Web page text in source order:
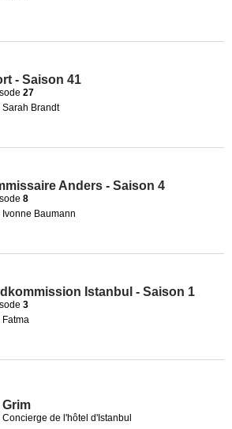
- Saison 41
27
Sarah Brandt
Anders - Saison 4
8
Ivonne Baumann
Istanbul - Saison 1
3
Fatma
Grim
Concierge de l'hôtel d'Istanbul